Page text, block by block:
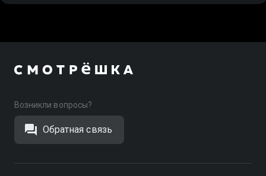
Возникли вопросы?
Обратная связь